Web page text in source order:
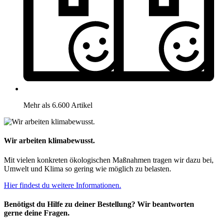
Mehr als 6.600 Artikel
Wir arbeiten klimabewusst.
Mit vielen konkreten ökologischen Maßnahmen tragen wir dazu bei,
Umwelt und Klima so gering wie möglich zu belasten.
Hier findest du weitere Informationen.
Benötigst du Hilfe zu deiner Bestellung? Wir beantworten
gerne deine Fragen.